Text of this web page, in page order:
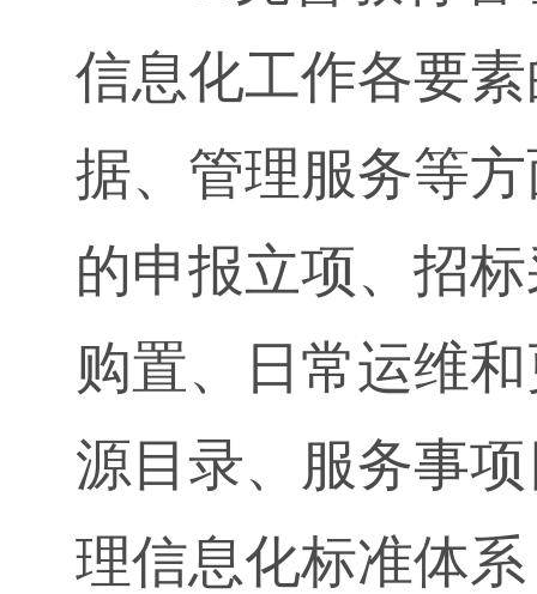
信息化工作各要
据、管理服务等
的申报立项、招
购置、日常运维
源目录、服务事
理信息化标准体